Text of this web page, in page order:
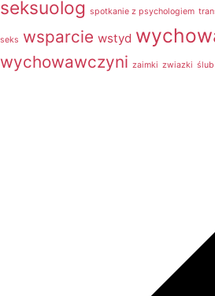
seksuolog spotkanie z psychologiem
seks wsparcie wstyd
wychowawczyni zaimki zwiazki ślub